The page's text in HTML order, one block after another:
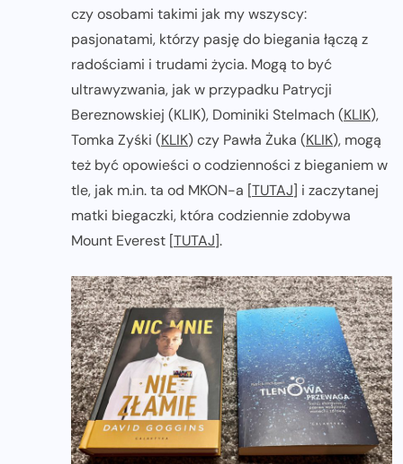
czy osobami takimi jak my wszyscy:
pasjonatami, którzy pasję do biegania łączą z
radościami i trudami życia. Mogą to być
ultrawyzwania, jak w przypadku Patrycji
Bereznowskiej (KLIK), Dominiki Stelmach (KLIK),
Tomka Zyśki (KLIK) czy Pawła Żuka (KLIK), mogą
też być opowieści o codzienności z bieganiem w
tle, jak m.in. ta od MKON-a [TUTAJ] i zaczytanej
matki biegaczki, która codziennie zdobywa
Mount Everest [TUTAJ].